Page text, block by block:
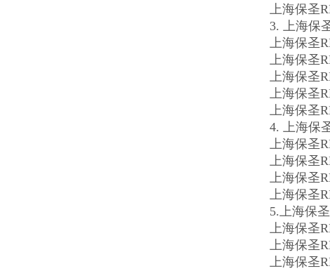
上海保圣
3. 上海保
上海保圣
上海保圣
上海保圣
上海保圣
上海保圣
4. 上海保
上海保圣
上海保圣
上海保圣
上海保圣
5.上海保
上海保圣
上海保圣
上海保圣